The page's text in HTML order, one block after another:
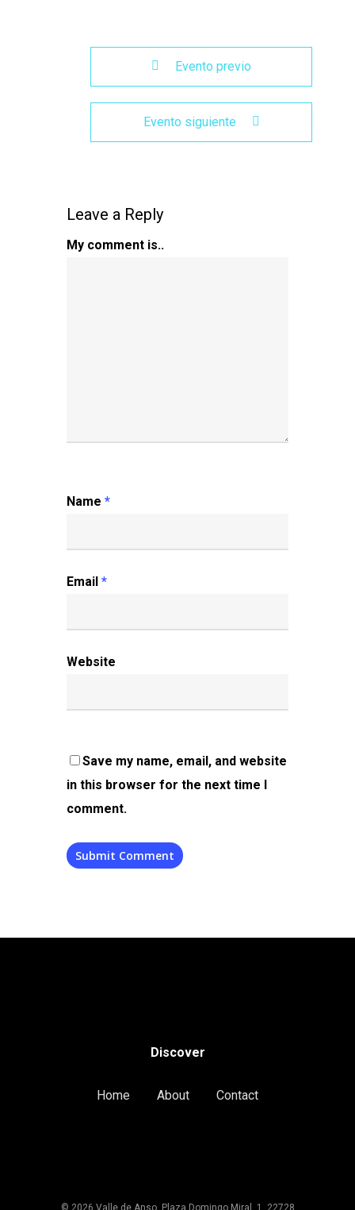
Evento previo
Evento siguiente
Leave a Reply
My comment is..
Name *
Email *
Website
Save my name, email, and website
in this browser for the next time I
comment.
Discover
Home About Contact
© 2026 Valle de Anso. Plaza Domingo Miral, 1, 22728